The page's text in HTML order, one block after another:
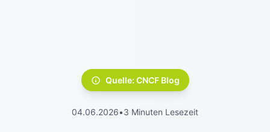
Quelle: CNCF Blog
04.06.2026•3 Minuten Lesezeit